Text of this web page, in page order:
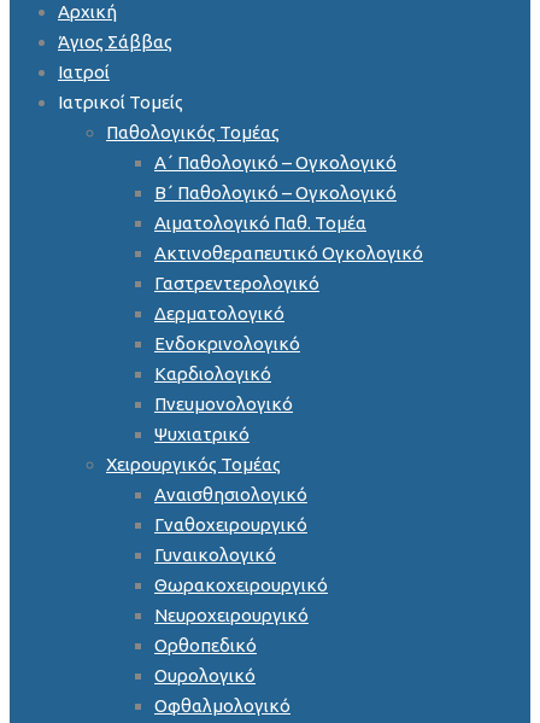
Αρχική
Άγιος Σάββας
Ιατροί
Ιατρικοί Τομείς
Παθολογικός Τομέας
Α΄ Παθολογικό – Ογκολογικό
Β΄ Παθολογικό – Ογκολογικό
Αιματολογικό Παθ. Τομέα
Ακτινοθεραπευτικό Ογκολογικό
Γαστρεντερολογικό
Δερματολογικό
Ενδοκρινολογικό
Καρδιολογικό
Πνευμονολογικό
Ψυχιατρικό
Χειρουργικός Τομέας
Αναισθησιολογικό
Γναθοχειρουργικό
Γυναικολογικό
Θωρακοχειρουργικό
Νευροχειρουργικό
Ορθοπεδικό
Ουρολογικό
Οφθαλμολογικό